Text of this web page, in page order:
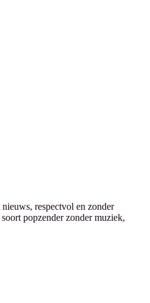
respectvol en zonder
popzender zonder muziek,